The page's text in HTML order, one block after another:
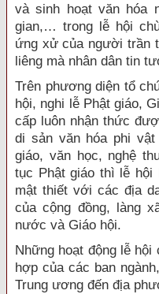
và sinh hoạt văn hóa
gian,… trong lễ hội
ứng xử của người trần
liêng mà nhân dân tin
Trên phương diện tổ
hội, nghi lễ Phật giáo,
cấp luôn nhận thức
di sản văn hóa phi
giáo, văn học, nghệ
tục Phật giáo thì lễ hội
mật thiết với các địa
của cộng đồng, làng
nước và Giáo hội.
Những hoạt động lễ
hợp của các ban
Trung ương đến địa